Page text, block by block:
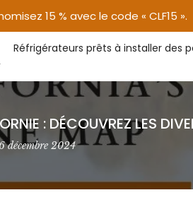
15 % avec le code « CLF15 ».
Réfrigérateurs prêts à installer des
: DÉCOUVREZ LES
décembre 2024